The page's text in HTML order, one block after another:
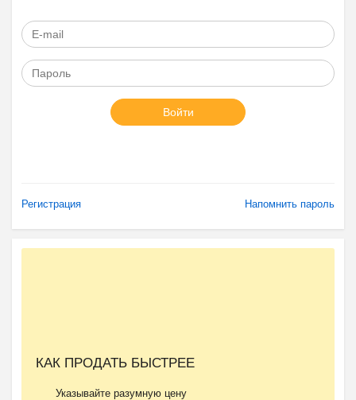
Войти
Регистрация Напомнить пароль
КАК ПРОДАТЬ БЫСТРЕЕ
Указывайте разумную цену